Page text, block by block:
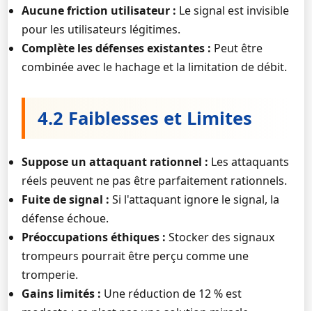
Aucune friction utilisateur : Le signal est invisible
pour les utilisateurs légitimes.
Complète les défenses existantes : Peut être
combinée avec le hachage et la limitation de débit.
4.2 Faiblesses et Limites
Suppose un attaquant rationnel : Les attaquants
réels peuvent ne pas être parfaitement rationnels.
Fuite de signal : Si l'attaquant ignore le signal, la
défense échoue.
Préoccupations éthiques : Stocker des signaux
trompeurs pourrait être perçu comme une
tromperie.
Gains limités : Une réduction de 12 % est